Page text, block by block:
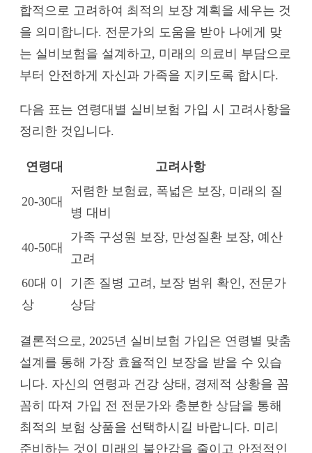
합적으로 고려하여 최적의 보장 계획을 세우는 것
을 의미합니다. 전문가의 도움을 받아 나에게 맞
는 실비보험을 설계하고, 미래의 의료비 부담으로
부터 안전하게 자신과 가족을 지키도록 합시다.
다음 표는 연령대별 실비보험 가입 시 고려사항을
정리한 것입니다.
연령대 고려사항
20-30대
저렴한 보험료, 폭넓은 보장, 미래의 질
병 대비
40-50대
가족 구성원 보장, 만성질환 보장, 예산
고려
60대 이
상
기존 질병 고려, 보장 범위 확인, 전문가
상담
결론적으로, 2025년 실비보험 가입은 연령별 맞춤
설계를 통해 가장 효율적인 보장을 받을 수 있습
니다. 자신의 연령과 건강 상태, 경제적 상황을 꼼
꼼히 따져 가입 전 전문가와 충분한 상담을 통해
최적의 보험 상품을 선택하시길 바랍니다. 미리
준비하는 것이 미래의 불안감을 줄이고 안정적인